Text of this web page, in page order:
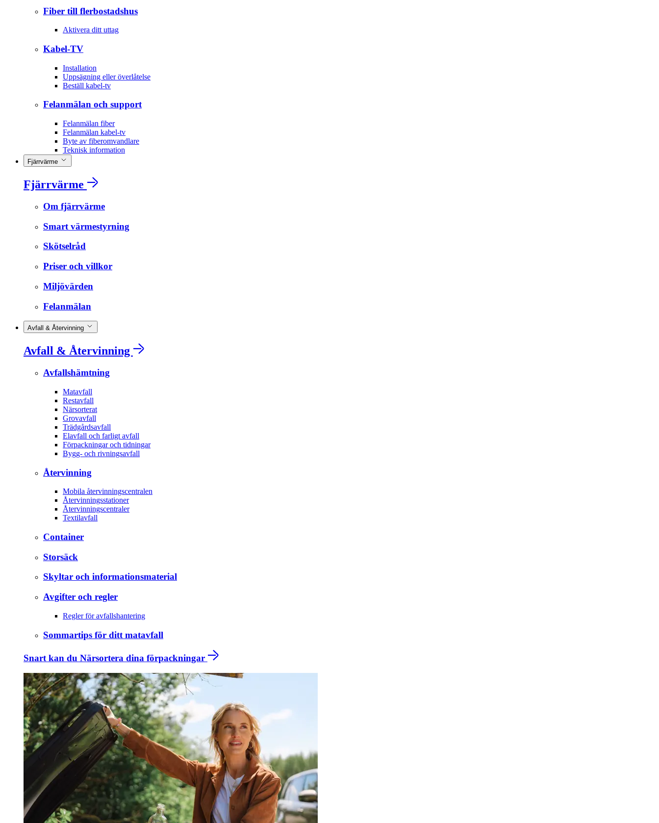
Fiber till flerbostadshus
Aktivera ditt uttag
Kabel-TV
Installation
Uppsägning eller överlåtelse
Beställ kabel-tv
Felanmälan och support
Felanmälan fiber
Felanmälan kabel-tv
Byte av fiberomvandlare
Teknisk information
Fjärrvärme
Fjärrvärme
Om fjärrvärme
Smart värmestyrning
Skötselråd
Priser och villkor
Miljövärden
Felanmälan
Avfall & Återvinning
Avfall & Återvinning
Avfallshämtning
Matavfall
Restavfall
Närsorterat
Grovavfall
Trädgårdsavfall
Elavfall och farligt avfall
Förpackningar och tidningar
Bygg- och rivningsavfall
Återvinning
Mobila återvinningscentralen
Återvinningsstationer
Återvinningscentraler
Textilavfall
Container
Storsäck
Skyltar och informationsmaterial
Avgifter och regler
Regler för avfallshantering
Sommartips för ditt matavfall
Snart kan du Närsortera dina förpackningar